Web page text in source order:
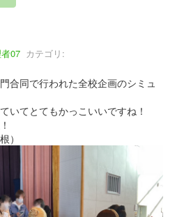
07 カテゴリ:
合同で行われた全校企画のシミュ
いてとてもかっこいいですね！
）